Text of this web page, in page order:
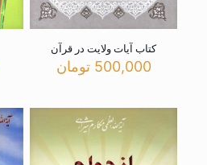
کتاب آیات ولایت در قرآن
500,000 تومان